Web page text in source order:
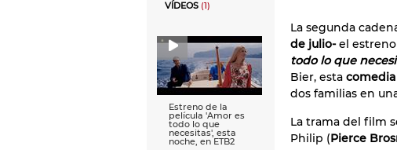
VÍDEOS (1)
Estreno de la
película 'Amor es
todo lo que
necesitas', esta
noche, en ETB2
La segunda
de julio-el estreno
todo lo que
Bier, esta
dos familias en
La trama del film
Philip (Pierce